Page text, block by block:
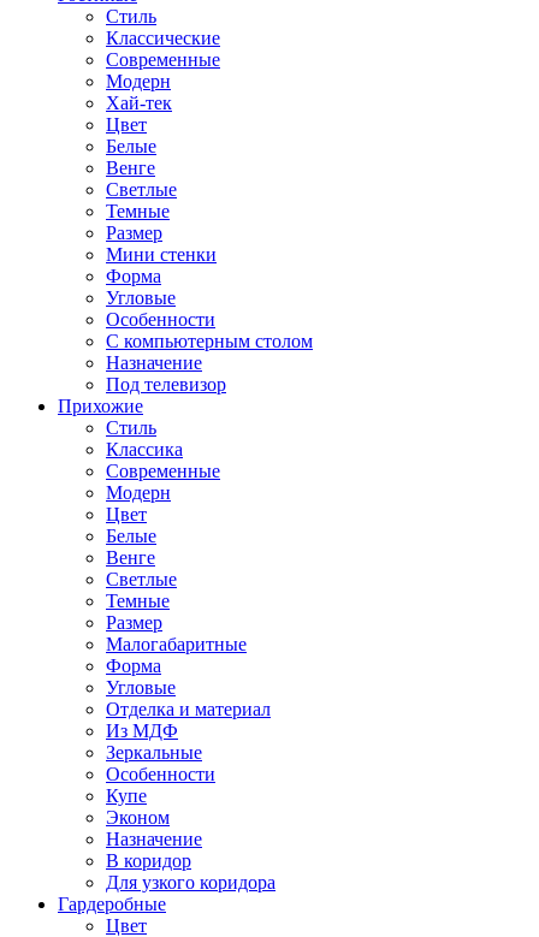
Стиль
Классические
Современные
Модерн
Хай-тек
Цвет
Белые
Венге
Светлые
Темные
Размер
Мини стенки
Форма
Угловые
Особенности
С компьютерным столом
Назначение
Под телевизор
Прихожие
Стиль
Классика
Современные
Модерн
Цвет
Белые
Венге
Светлые
Темные
Размер
Малогабаритные
Форма
Угловые
Отделка и материал
Из МДФ
Зеркальные
Особенности
Купе
Эконом
Назначение
В коридор
Для узкого коридора
Гардеробные
Цвет